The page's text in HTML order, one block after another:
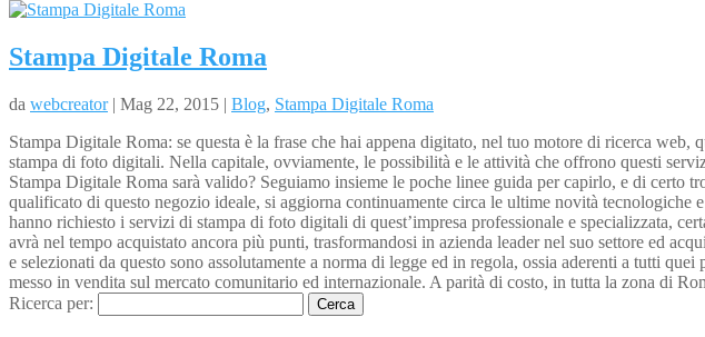
Stampa Digitale Roma
da webcreator| Mag 22, 2015 | Blog, Stampa Digitale Roma
Stampa Digitale Roma: se questa è la frase che hai appena digitato, nel tuo motore di ricerca
stampa di foto digitali. Nella capitale, ovviamente, le possibilità e le attività che offrono questi
Stampa Digitale Roma sarà valido? Seguiamo insieme le poche linee guida per capirlo, e di
qualificato di questo negozio ideale, si aggiorna continuamente circa le ultime novità
hanno richiesto i servizi di stampa di foto digitali di quest’impresa professionale e specializzata,
avrà nel tempo acquistato ancora più punti, trasformandosi in azienda leader nel suo settore ed
e selezionati da questo sono assolutamente a norma di legge ed in regola, ossia aderenti a tutti
messo in vendita sul mercato comunitario ed internazionale. A parità di costo, in tutta la zona di
Ricerca per: